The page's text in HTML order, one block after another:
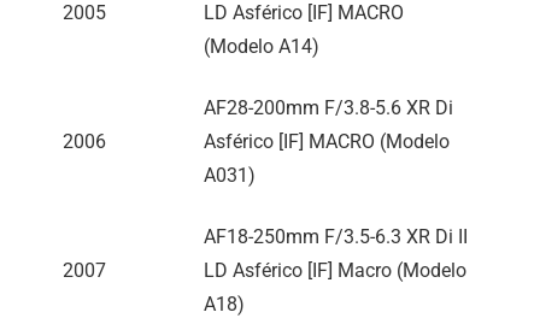
2005
LD Asférico [IF] MACRO
(Modelo A14)
2006
AF28-200mm F/3.8-5.6 XR Di
Asférico [IF] MACRO (Modelo
A031)
2007
AF18-250mm F/3.5-6.3 XR Di II
LD Asférico [IF] Macro (Modelo
A18)